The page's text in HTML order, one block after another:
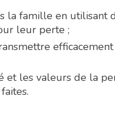
la famille en utilisant
leur perte ;
et les valeurs de la